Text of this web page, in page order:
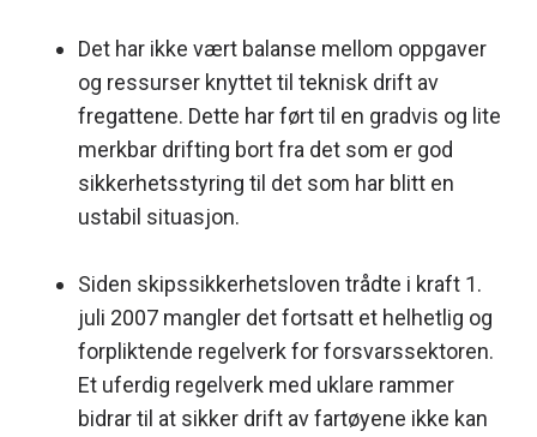
Det har ikke vært balanse mellom oppgaver
og ressurser knyttet til teknisk drift av
fregattene. Dette har ført til en gradvis og lite
merkbar drifting bort fra det som er god
sikkerhetsstyring til det som har blitt en
ustabil situasjon.
Siden skipssikkerhetsloven trådte i kraft 1.
juli 2007 mangler det fortsatt et helhetlig og
forpliktende regelverk for forsvarssektoren.
Et uferdig regelverk med uklare rammer
bidrar til at sikker drift av fartøyene ikke kan